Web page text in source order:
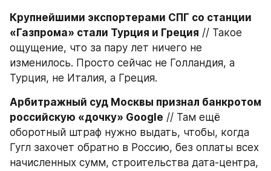
Крупнейшими экспортерами СПГ со станции
«Газпрома» стали Турция и Греция // Такое
ощущение, что за пару лет ничего не
изменилось. Просто сейчас не Голландия, а
Турция, не Италия, а Греция.
Арбитражный суд Москвы признал банкротом
российскую «дочку» Google // Там ещё
оборотный штраф нужно выдать, чтобы, когда
Гугл захочет обратно в Россию, без оплаты всех
начисленных сумм, строительства дата-центра,